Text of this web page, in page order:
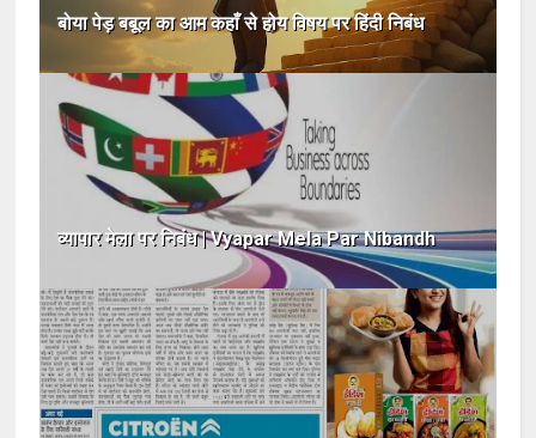
बोया पेड़ बबूल का आम कहाँ से होय विषय पर हिंदी निबंध
व्यापार मेला पर निबंध | Vyapar Mela Par Nibandh